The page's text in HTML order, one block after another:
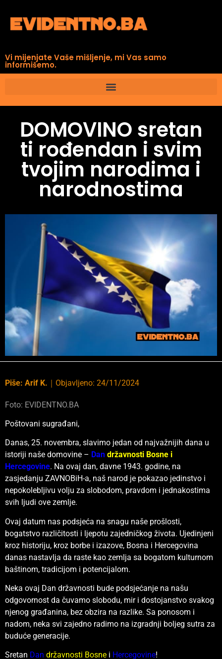
Vi mijenjate Vaše mišljenje, mi Vas samo
informišemo.
DOMOVINO sretan
ti rođendan i svim
tvojim narodima i
narodnostima
Piše: Arif K. ｜ Objavljeno: 24/11/2024
Foto: EVIDENTNO.BA
Poštovani sugrađani,
Danas, 25. novembra, slavimo jedan od najvažnijih dana u
istoriji naše domovine – Dan državnosti Bosne i
Hercegovine. Na ovaj dan, davne 1943. godine, na
zasjedanju ZAVNOBiH-a, naš narod je pokazao jedinstvo i
nepokolebljivu volju za slobodom, pravdom i jednakostima
svih ljudi ove zemlje.
Ovaj datum nas podsjeća na snagu naše prošlosti,
bogatstvo različitosti i ljepotu zajedničkog života. Ujedinjeni
kroz historiju, kroz borbe i izazove, Bosna i Hercegovina
danas nastavlja da raste kao zemlja sa bogatom kulturnom
baštinom, tradicijom i potencijalom.
Neka ovaj Dan državnosti bude podsjećanje na našu
odgovornost da čuvamo slobodu, mir i dostojanstvo svakog
njenog građanina, bez obzira na razlike. Sa ponosom i
nadom, neka svi zajedno radimo na izgradnji boljeg sutra za
buduće generacije.
Sretan Dan državnosti Bosne i Hercegovine!